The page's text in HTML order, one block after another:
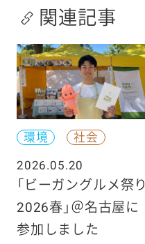
関連記事
環境
社会
2026.05.20
「ビーガングルメ祭り
2026春」＠名古屋に
参加しました